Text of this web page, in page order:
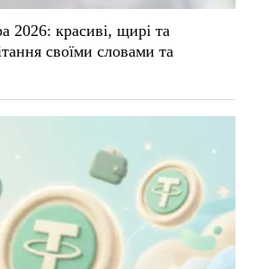
2026: красиві, щирі та
своїми словами та